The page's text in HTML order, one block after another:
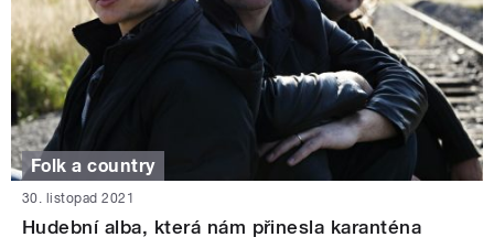
Folk a country
30. listopad 2021
Hudební alba, která nám přinesla karanténa